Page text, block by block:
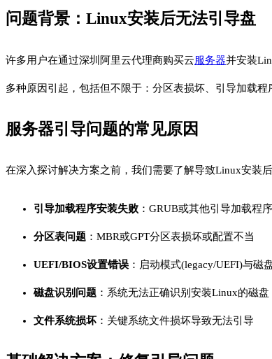
问题背景：Linux安装后无法引导盘
许多用户在通过深圳阿里云代理商购买云 服务器并安装
多种原因引起，包括但不限于：分区表损坏、引导加载
服务器引导问题的常见原因
在深入探讨解决方案之前，我们需要了解导致Linux安装
引导加载程序安装失败 ：GRUB或其他引导加载程
分区表问题 ：MBR或GPT分区表损坏或配置不当
UEFI/BIOS设置错误 ：启动模式(legacy/UEFI)与磁
磁盘识别问题 ：系统无法正确识别安装Linux的磁盘
文件系统损坏 ：关键系统文件损坏导致无法引导